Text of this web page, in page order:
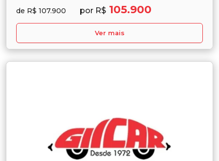
de R$ 107.900 por R$ 105.900
Ver mais